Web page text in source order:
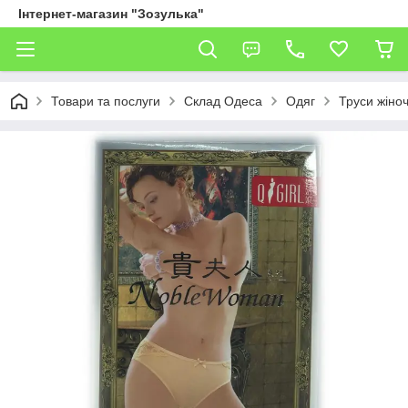
Інтернет-магазин "Зозулька"
Товари та послуги Склад Одеса Одяг Труси